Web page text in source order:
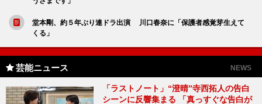
堂本剛、約５年ぶり連ドラ出演 川口春奈に「保護者感覚芽生えて
くる」
芸能ニュース NEWS
「ラストノート」“澄晴”寺西拓人の告白
シーンに反響集まる 「真っすぐな告白が